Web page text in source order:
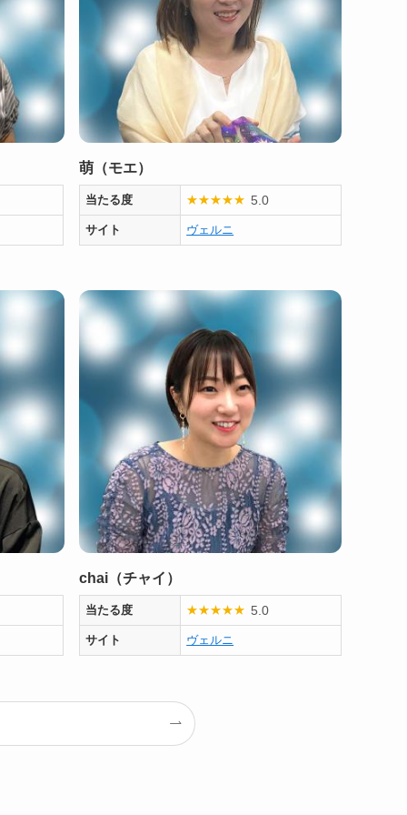
萌（モエ）
当たる度 ★★★★★ 5.0
サイト ヴェルニ
chai（チャイ）
当たる度 ★★★★★ 5.0
サイト ヴェルニ